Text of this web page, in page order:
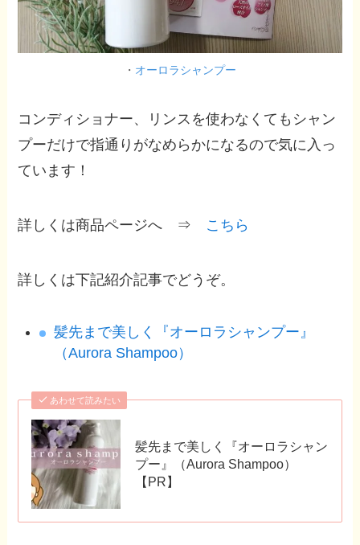
・ オーロラシャンプー
コンディショナー、リンスを使わなくてもシャン
プーだけで指通りがなめらかになるので気に入っ
ています！
詳しくは商品ページへ ⇒ こちら
詳しくは下記紹介記事でどうぞ。
髪先まで美しく『オーロラシャンプー』
（Aurora Shampoo）
あわせて読みたい
髪先まで美しく『オーロラシャン
プー』（Aurora Shampoo）
【PR】